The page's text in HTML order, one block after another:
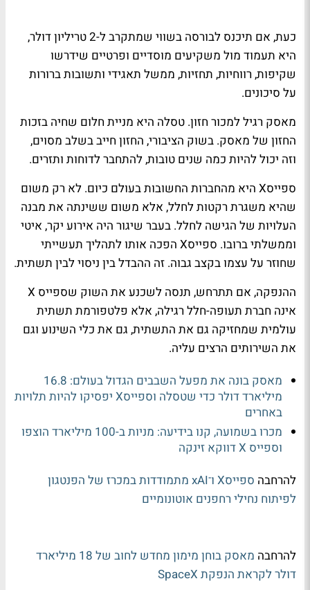
כעת, אם תיכנס לבורסה בשווי שמתקרב ל-2 טריליון דולר,
היא תעמוד מול משקיעים מוסדיים ופרטיים שידרשו
שקיפות, רווחיות, תחזיות, ממשל תאגידי ותשובות ברורות
על סיכונים.
מאסק רגיל למכור חזון. טסלה היא מניית חלום שחיה בזכות
החזון של מאסק. בשוק הציבורי, החזון חייב בשלב מסוים,
וזה יכול להיות כמה שנים טובות, להתחבר לדוחות ותזרים.
ספייסX היא מהחברות החשובות בעולם כיום. לא רק משום
שהיא משגרת רקטות לחלל, אלא משום ששינתה את מבנה
העלויות של הגישה לחלל. בעבר שיגור היה אירוע יקר, איטי
וממשלתי ברובו. ספייסX הפכה אותו לתהליך תעשייתי
שחוזר על עצמו בקצב גבוה. זה ההבדל בין ניסוי לבין תשתית.
ההנפקה, אם תתרחש, תנסה לשכנע את השוק שספייס X
אינה חברת תעופה-חלל רגילה, אלא פלטפורמת תשתית
עולמית שמחזיקה גם את התשתית, גם את כלי השינוע וגם
את השירותים הרצים עליה.
מאסק בונה את מפעל השבבים הגדול בעולם: 16.8
מיליארד דולר כדי שטסלה וספייסX יפסיקו להיות תלויות
באחרים
מכרו בשמועה, קנו בידיעה: מניות ב-100 מיליארד הוצפו
וספייס X דווקא זינקה
להרחבה
ספייסX ו־xAI מתמודדות במכרז של הפנטגון
לפיתוח נחילי רחפנים אוטונומיים
להרחבה
מאסק בוחן מימון מחדש לחוב של 18 מיליארד
דולר לקראת הנפקת SpaceX